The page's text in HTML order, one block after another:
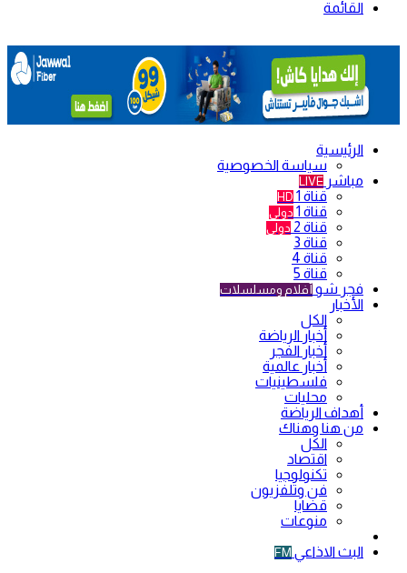
القائمة
الرئيسية
سياسة الخصوصية
مباشر LIVE
قناة 1 HD
قناة 1 دولي
قناة 2 دولي
قناة 3
قناة 4
قناة 5
فجر شو أفلام ومسلسلات
الأخبار
الكل
أخبار الرياضة
أخبار الفجر
أخبار عالمية
فلسطينيات
محليات
أهداف الرياضة
من هنا وهناك
الكل
اقتصاد
تكنولوجيا
فن وتلفزيون
قضايا
منوعات
البث الاذاعي FM